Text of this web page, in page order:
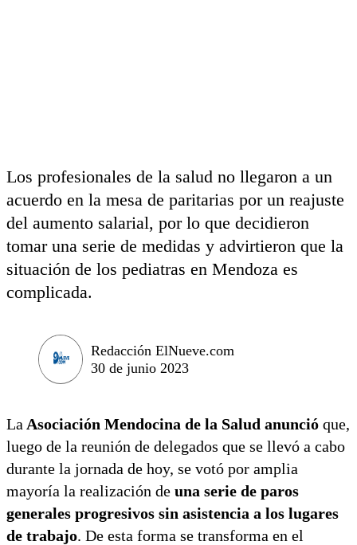
Los profesionales de la salud no llegaron a un
acuerdo en la mesa de paritarias por un reajuste
del aumento salarial, por lo que decidieron
tomar una serie de medidas y advirtieron que la
situación de los pediatras en Mendoza es
complicada.
Redacción ElNueve.com
30 de junio 2023
La Asociación Mendocina de la Salud anunció que,
luego de la reunión de delegados que se llevó a cabo
durante la jornada de hoy, se votó por amplia
mayoría la realización de una serie de paros
generales progresivos sin asistencia a los lugares
de trabajo. De esta forma se transforma en el